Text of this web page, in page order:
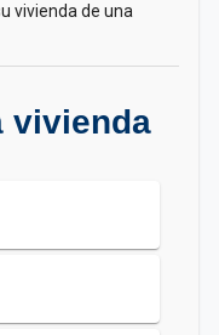
vivienda de una
vivienda